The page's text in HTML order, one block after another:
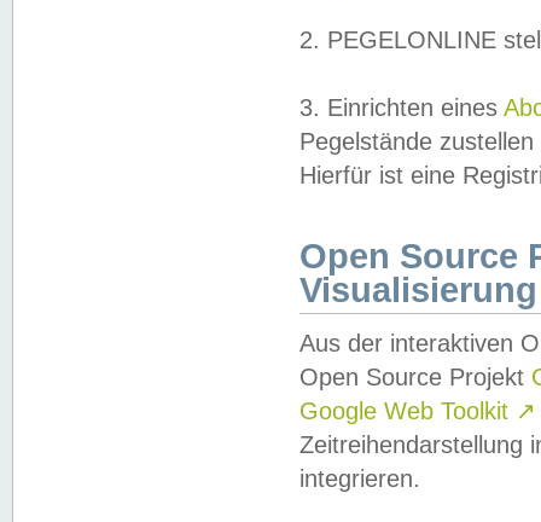
2. PEGELONLINE
3. Einrichten eines
Pegelstände
Hierfür ist eine
Open Source
Visualisierung
Aus der interaktiven
Open Source Projekt
Google Web Toolkit ↗
Zeitreihendarstellung
integrieren.